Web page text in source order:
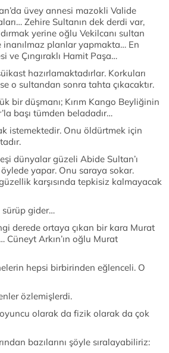
üvey annesi mazokli Valide
Zehire Sultanın dek derdi var,
yerine oğlu Vekilcanı sultan
planlar yapmakta… En
ve Çıngıraklı Hamit Paşa…
hazırlamaktadırlar. Korkuları
o sultandan sonra tahta çıkacaktır.
bir düşmanı; Kırım Kango Beyliğinin
başı tümden beladadır…
istemektedir. Onu öldürtmek için
dünyalar güzeli Abide Sultan’ı
yapar. Onu saraya sokar.
karşısında tepkisiz kalmayacak
gider…
derede ortaya çıkan bir kara Murat
Arkın’ın oğlu Murat
hepsi birbirinden eğlenceli. O
özlemişlerdi.
olarak da fizik olarak da çok
bazılarını şöyle sıralayabiliriz: